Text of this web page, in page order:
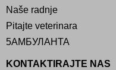
Naše radnje
Pitajte veterinara
5АМБУЛАНТА
KONTAKTIRAJTE NAS